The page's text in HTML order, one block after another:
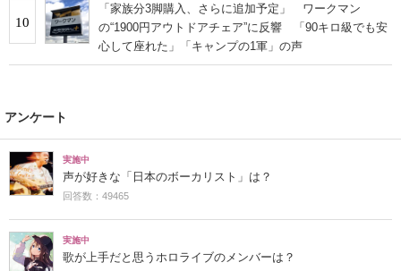
10
「家族分3脚購入、さらに追加予定」 ワークマン
の“1900円アウトドアチェア”に反響 「90キロ級でも安
心して座れた」「キャンプの1軍」の声
アンケート
実施中
声が好きな「日本のボーカリスト」は？
回答数：49465
実施中
歌が上手だと思うホロライブのメンバーは？